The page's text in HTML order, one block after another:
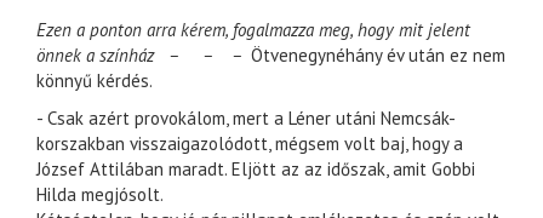
Ezen a ponton arra kérem, fogalmazza meg, hogy mit jelent
önnek a színház – – – Ötvenegynéhány év után ez nem
könnyű kérdés.
- Csak azért provokálom, mert a Léner utáni Nemcsák-
korszakban visszaigazolódott, mégsem volt baj, hogy a
József Attilában maradt. Eljött az az időszak, amit Gobbi
Hilda megjósolt.